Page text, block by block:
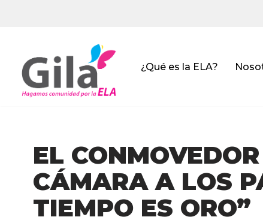
contenido
¿Qué es la ELA?
EL
CÁMARA A LOS
TIEMPO ES ORO”